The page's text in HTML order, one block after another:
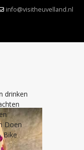
info@visitheuvelland.nl
drinken
Doen
Bike